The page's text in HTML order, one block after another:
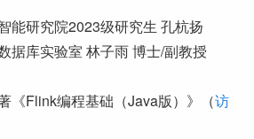
能研究院2023级研究生 孔杭扬
据库实验室 林子雨 博士/副教授
《Flink编程基础（Java版）》（访